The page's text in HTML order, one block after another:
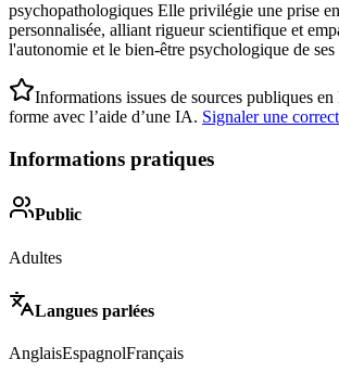
psychopathologiques Elle privilégie une prise
personnalisée, alliant rigueur scientifique et
l'autonomie et le bien-être psychologique de ses
Informations issues de sources publiques en
forme avec l’aide d’une IA. Signaler une
Informations pratiques
Public
Adultes
Langues parlées
AnglaisEspagnolFrançais